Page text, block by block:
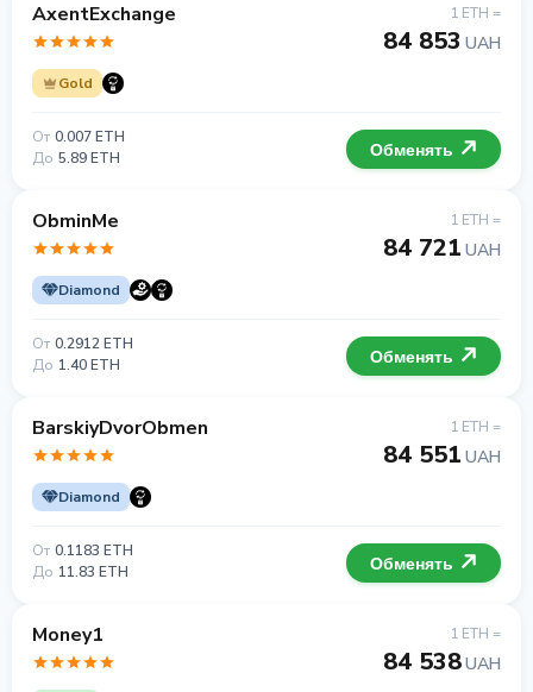
AxentExchange
Gold
1 ETH =
84 853 UAH
От 0.007 ETH
До 5.89 ETH Обменять
ObminMe
Diamond
1 ETH =
84 721 UAH
От 0.2912 ETH
До 1.40 ETH Обменять
BarskiyDvorObmen
Diamond
1 ETH =
84 551 UAH
От 0.1183 ETH
До 11.83 ETH Обменять
Money1 1 ETH =
84 538UAH